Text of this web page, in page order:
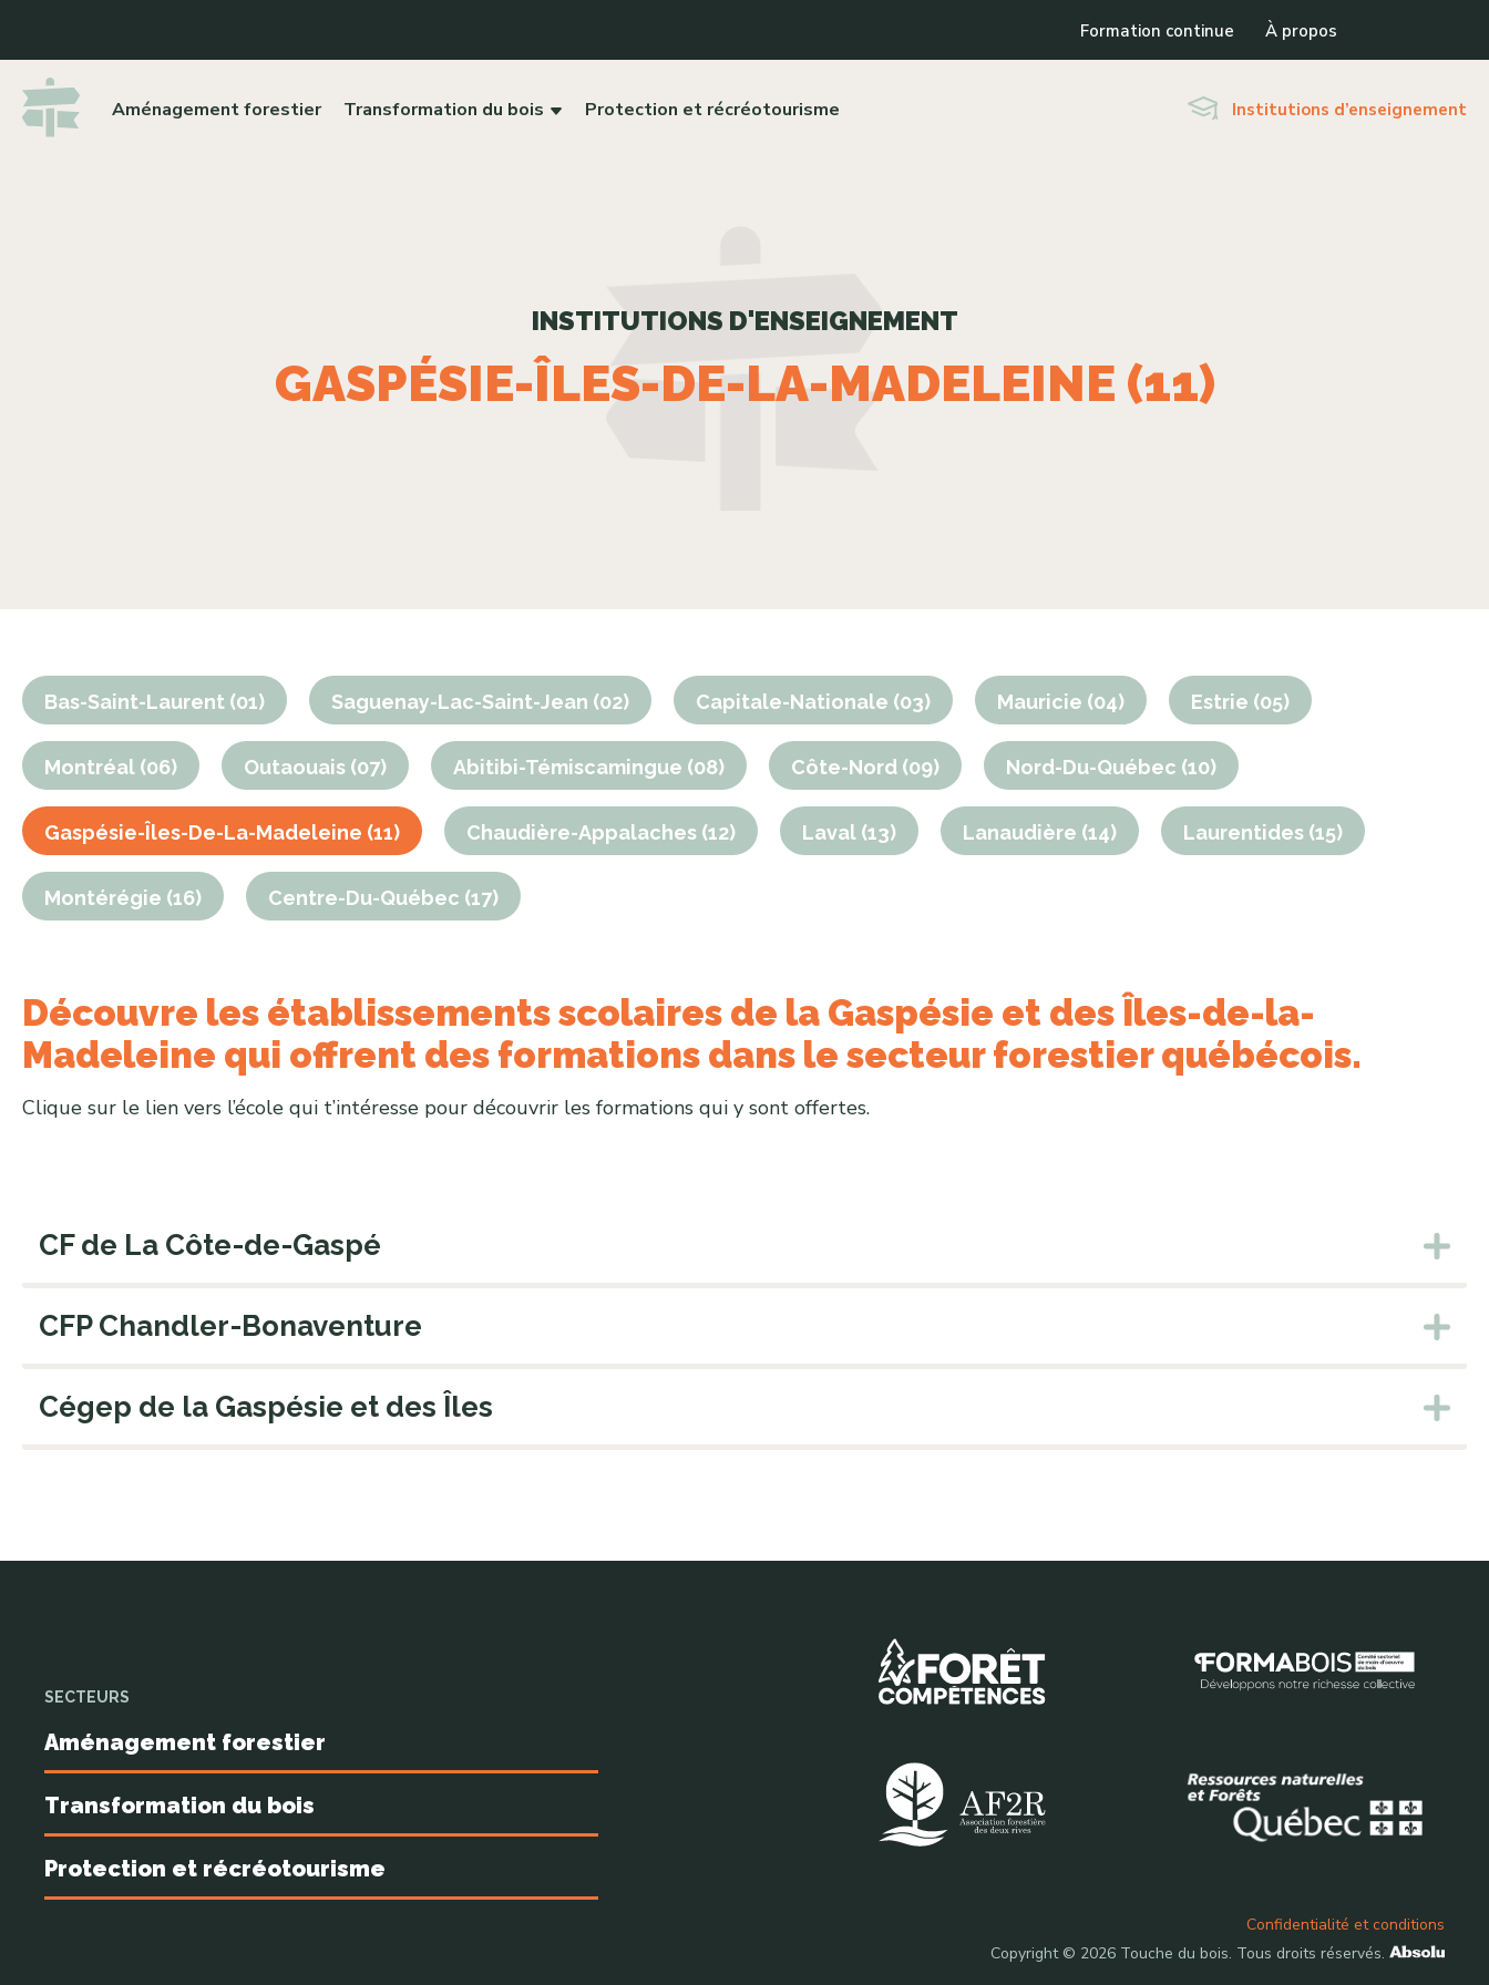
Formation continue À propos
Aménagement forestier Transformation du bois Protection et récréotourisme Institutions d’enseignement
INSTITUTIONS D'ENSEIGNEMENT
GASPÉSIE-ÎLES-DE-LA-MADELEINE (11)
Bas-Saint-Laurent (01) Saguenay-Lac-Saint-Jean (02) Capitale-Nationale (03) Mauricie (04) Estrie (05)
Montréal (06) Outaouais (07) Abitibi-Témiscamingue (08) Côte-Nord (09) Nord-Du-Québec (10)
Gaspésie-Îles-De-La-Madeleine (11) Chaudière-Appalaches (12) Laval (13) Lanaudière (14) Laurentides (15)
Montérégie (16) Centre-Du-Québec (17)
Découvre les établissements scolaires de la Gaspésie et des Îles-de-la-
Madeleine qui offrent des formations dans le secteur forestier québécois.
Clique sur le lien vers l’école qui t’intéresse pour découvrir les formations qui y sont offertes.
CF de La Côte-de-Gaspé
CFP Chandler-Bonaventure
Cégep de la Gaspésie et des Îles
SECTEURS
Aménagement forestier
Transformation du bois
Protection et récréotourisme
Confidentialité et conditions
Copyright © 2026 Touche du bois. Tous droits réservés.